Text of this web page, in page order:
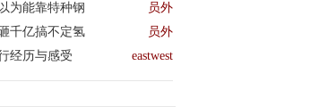
为能靠特种钢 员外
千亿搞不定氢 员外
经历与感受 eastwest